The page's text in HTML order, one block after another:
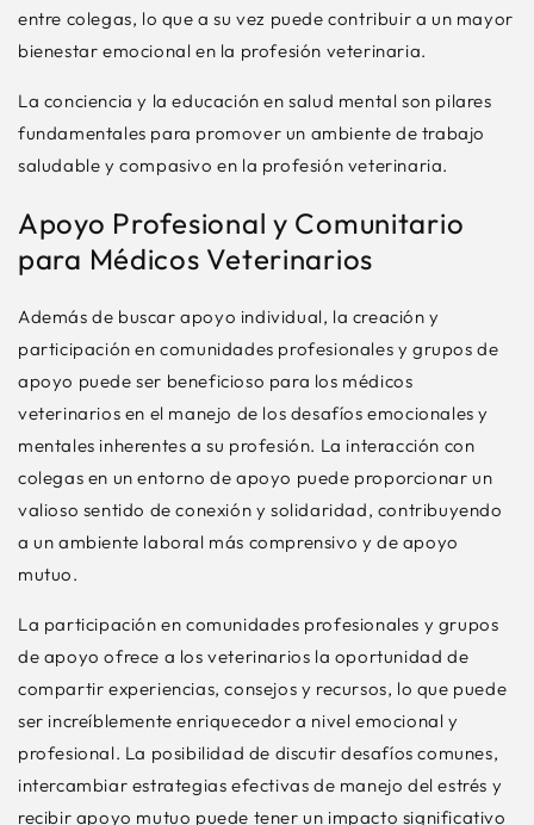
entre colegas, lo que a su vez puede contribuir a un mayor
bienestar emocional en la profesión veterinaria.
La conciencia y la educación en salud mental son pilares
fundamentales para promover un ambiente de trabajo
saludable y compasivo en la profesión veterinaria.
Apoyo Profesional y Comunitario
para Médicos Veterinarios
Además de buscar apoyo individual, la creación y
participación en comunidades profesionales y grupos de
apoyo puede ser beneficioso para los médicos
veterinarios en el manejo de los desafíos emocionales y
mentales inherentes a su profesión. La interacción con
colegas en un entorno de apoyo puede proporcionar un
valioso sentido de conexión y solidaridad, contribuyendo
a un ambiente laboral más comprensivo y de apoyo
mutuo.
La participación en comunidades profesionales y grupos
de apoyo ofrece a los veterinarios la oportunidad de
compartir experiencias, consejos y recursos, lo que puede
ser increíblemente enriquecedor a nivel emocional y
profesional. La posibilidad de discutir desafíos comunes,
intercambiar estrategias efectivas de manejo del estrés y
recibir apoyo mutuo puede tener un impacto significativo